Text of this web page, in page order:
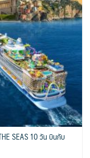
SEAS 10 วัน บินกับ